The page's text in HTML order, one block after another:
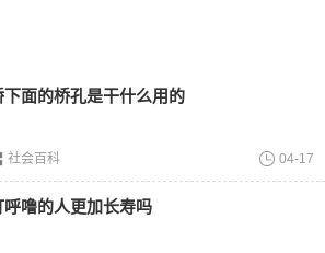
，不错，你在百度百科中，百科也是
拉昂错是“有毒的黑湖”，这个湖里的
，都不能饮用，而且周围的植物也非
下面的桥孔是干什么用的
社会百科 04-17
呼噜的人更加长寿吗